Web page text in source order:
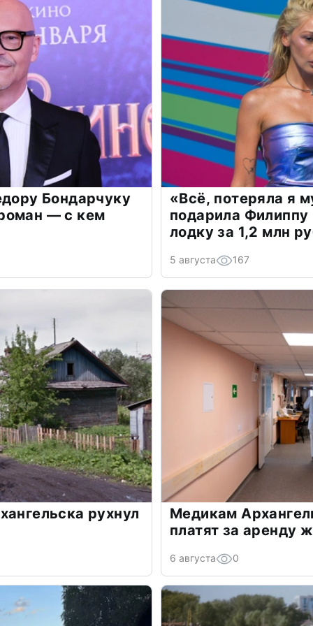
Бондарчуку
— с кем
«Всё, потеряла я
подарила
лодку за 1,2 млн
5 августа 167
рухнул
Медикам
платят за аренду
6 августа 0